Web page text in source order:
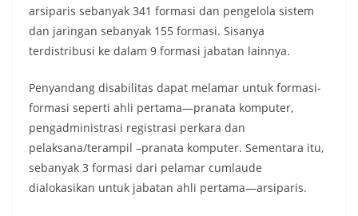
arsiparis sebanyak 341 formasi dan pengelola sistem
dan jaringan sebanyak 155 formasi. Sisanya
terdistribusi ke dalam 9 formasi jabatan lainnya.
Penyandang disabilitas dapat melamar untuk formasi-
formasi seperti ahli pertama—pranata komputer,
pengadministrasi registrasi perkara dan
pelaksana/terampil –pranata komputer. Sementara itu,
sebanyak 3 formasi dari pelamar cumlaude
dialokasikan untuk jabatan ahli pertama—arsiparis.